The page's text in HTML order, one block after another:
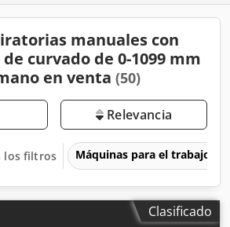
manuales con
curvado de 0-1099 mm
en venta (50)
Relevancia
los filtros Máquinas para el trabajo
Clasificado